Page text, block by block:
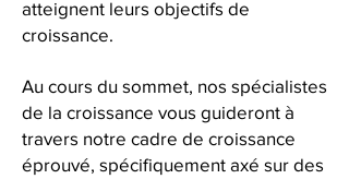
atteignent leurs objectifs de
croissance.
Au cours du sommet, nos spécialistes
de la croissance vous guideront à
travers notre cadre de croissance
éprouvé, spécifiquement axé sur des